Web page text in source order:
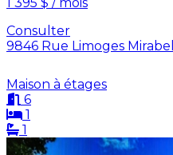
Consulter
9846 Rue Limoges Mirabel
Maison à étages
6
1
1